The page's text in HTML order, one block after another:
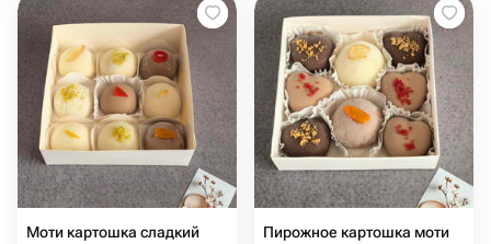
Моти картошка сладкий
Пирожное картошка моти